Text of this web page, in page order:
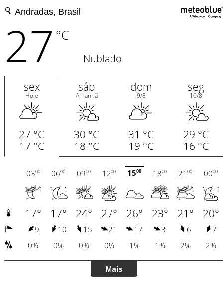
27 °C
Nublado
sex
Hoje
27 °C
17 °C
sáb
Amanhã
30 °C
18 °C
dom
9/8
31 °C
19 °C
seg
10/8
29 °C
16 °C
0300 0600 0900 1200 1500 1800 2100 0000
17° 17° 24° 27° 26° 23° 21° 20°
9 10 15 21 17 3 6
7
0%
0% 0% 0% 1% 1% 2% 2%
Mais